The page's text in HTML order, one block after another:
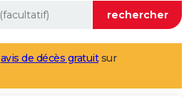
avis de décès gratuitsur